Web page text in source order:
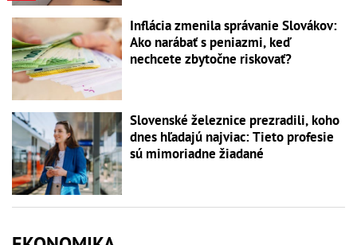
Inflácia zmenila správanie Slovákov:
Ako narábať s peniazmi, keď
nechcete zbytočne riskovať?
Slovenské železnice prezradili, koho
dnes hľadajú najviac: Tieto profesie
sú mimoriadne žiadané